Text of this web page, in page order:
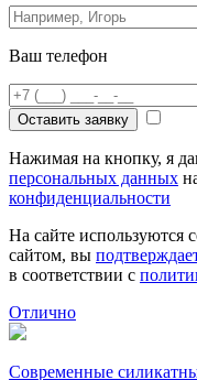
Ваш телефон
Оставить заявку
Нажимая на кнопку, я
персональных данных
конфиденциальности
На сайте используются
сайтом, вы
в соответствии с
Отлично
Современные